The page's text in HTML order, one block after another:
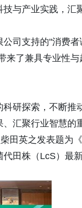
与产业实践，汇
司支持的"消费
来了兼具专业性
研探索，不断推
汇聚行业智慧的
田英之发表题为
田株（LcS）最